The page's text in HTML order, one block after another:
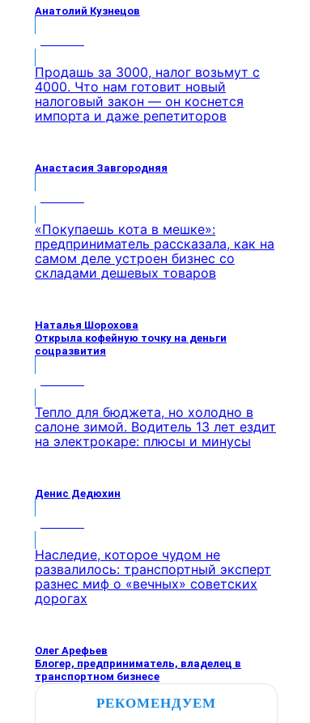
Анатолий Кузнецов
Продашь за 3000, налог возьмут с
4000. Что нам готовит новый
налоговый закон — он коснется
импорта и даже репетиторов
Анастасия Завгородняя
«Покупаешь кота в мешке»:
предприниматель рассказала, как на
самом деле устроен бизнес со
складами дешевых товаров
Наталья Шорохова
Открыла кофейную точку на деньги
соцразвития
Тепло для бюджета, но холодно в
салоне зимой. Водитель 13 лет ездит
на электрокаре: плюсы и минусы
Денис Дедюхин
Наследие, которое чудом не
развалилось: транспортный эксперт
разнес миф о «вечных» советских
дорогах
Олег Арефьев
Блогер, предприниматель, владелец в
транспортном бизнесе
РЕКОМЕНДУЕМ